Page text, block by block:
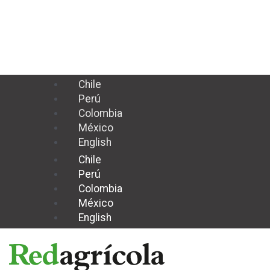
Chile
Perú
Colombia
México
English
Chile
Perú
Colombia
México
English